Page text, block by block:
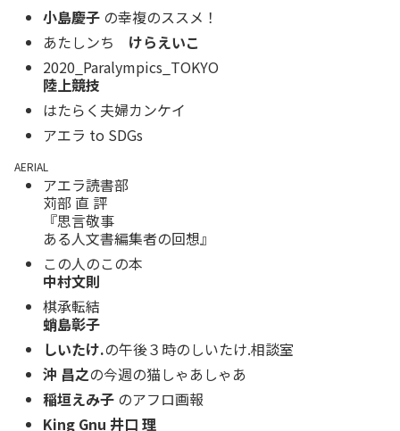
小島慶子 の幸複のススメ！
あたしンち けらえいこ
2020_Paralympics_TOKYO
陸上競技
はたらく夫婦カンケイ
アエラ to SDGs
AERIAL
アエラ読書部
苅部 直 評
『思言敬事
ある人文書編集者の回想』
この人のこの本
中村文則
棋承転結
蛸島彰子
しいたけ.の午後３時のしいたけ.相談室
沖 昌之の今週の猫しゃあしゃあ
稲垣えみ子 のアフロ画報
King Gnu 井口 理